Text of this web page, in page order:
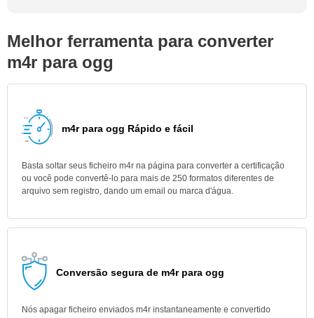
Melhor ferramenta para converter
m4r para ogg
m4r para ogg Rápido e fácil
Basta soltar seus ficheiro m4r na página para converter a certificação
ou você pode convertê-lo para mais de 250 formatos diferentes de
arquivo sem registro, dando um email ou marca d'água.
Conversão segura de m4r para ogg
Nós apagar ficheiro enviados m4r instantaneamente e convertido